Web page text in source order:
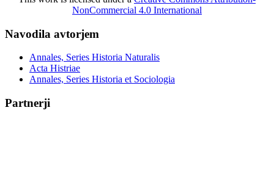
NonCommercial 4.0 International
Navodila avtorjem
Annales, Series Historia Naturalis
Acta Histriae
Annales, Series Historia et Sociologia
Partnerji